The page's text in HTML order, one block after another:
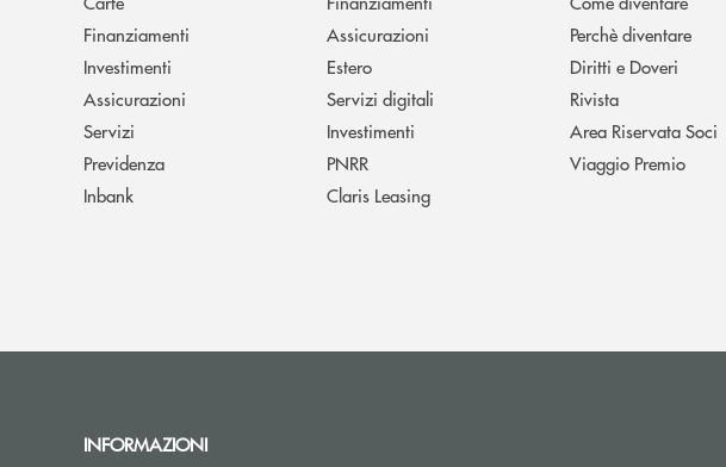
Finanziamenti
Investimenti
Assicurazioni
Servizi
Previdenza
Inbank
Assicurazioni
Estero
Servizi digitali
Investimenti
PNRR
Claris Leasing
Perchè diventare
Diritti e Doveri
Rivista
Area Riservata Soci
Viaggio Premio
INFORMAZIONI